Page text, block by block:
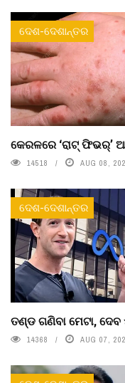
ଦେଶ-ଦେଶାନ୍ତର
କେରଳରେ ‘ରାଟ୍ ଫିଭର୍’
14518 AUG 08,
ଦେଶ-ଦେଶାନ୍ତର
ତଣ୍ଡ ଗଣିବା ମେଟା, ଦେବ
14368 AUG 07,